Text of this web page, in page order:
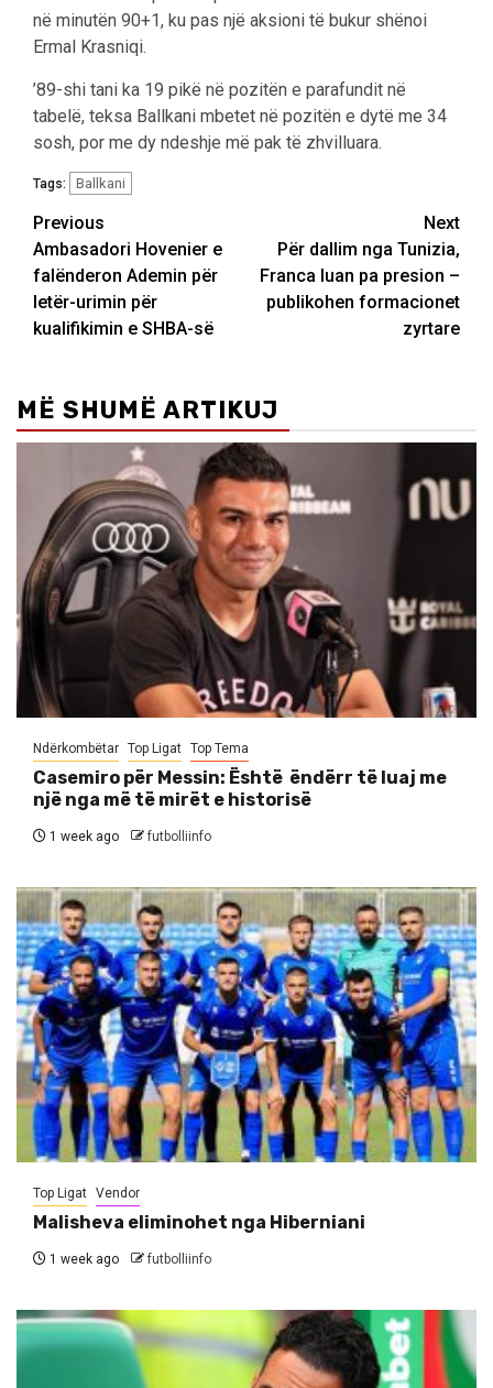
në minutën 90+1, ku pas një aksioni të bukur shënoi
Ermal Krasniqi.
’89-shi tani ka 19 pikë në pozitën e parafundit në
tabelë, teksa Ballkani mbetet në pozitën e dytë me 34
sosh, por me dy ndeshje më pak të zhvilluara.
Tags: Ballkani
Post
navigation
Previous
Ambasadori Hovenier e
falënderon Ademin për
letër-urimin për
kualifikimin e SHBA-së
Next
Për dallim nga Tunizia,
Franca luan pa presion –
publikohen formacionet
zyrtare
MË SHUMË ARTIKUJ
Ndërkombëtar Top Ligat Top Tema
Casemiro për Messin: Është ëndërr të luaj me
një nga më të mirët e historisë
1 week ago futbolliinfo
Top Ligat Vendor
Malisheva eliminohet nga Hiberniani
1 week ago futbolliinfo